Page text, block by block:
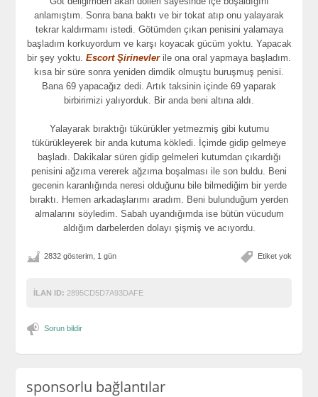
anlamıştım. Sonra bana baktı ve bir tokat atıp onu yalayarak
tekrar kaldırmamı istedi. Götümden çıkan penisini yalamaya
başladım korkuyordum ve karşı koyacak gücüm yoktu. Yapacak
bir şey yoktu. Escort Şirinevlerile ona oral yapmaya başladım.
kısa bir süre sonra yeniden dimdik olmuştu buruşmuş penisi.
Bana 69 yapacağız dedi. Artık taksinin içinde 69 yaparak
birbirimizi yalıyorduk. Bir anda beni altına aldı.
Yalayarak bıraktığı tükürükler yetmezmiş gibi kutumu
tükürükleyerek bir anda kutuma kökledi. İçimde gidip gelmeye
başladı. Dakikalar süren gidip gelmeleri kutumdan çıkardığı
penisini ağzıma vererek ağzıma boşalması ile son buldu. Beni
gecenin karanlığında neresi olduğunu bile bilmediğim bir yerde
bıraktı. Hemen arkadaşlarımı aradım. Beni bulunduğum yerden
almalarını söyledim. Sabah uyandığımda ise bütün vücudum
aldığım darbelerden dolayı şişmiş ve acıyordu.
Etiket yok
2832 gösterim, 1 gün
İLAN ID: 2895CD5D7A93DAFE
Sorun bildir
sponsorlu bağlantılar